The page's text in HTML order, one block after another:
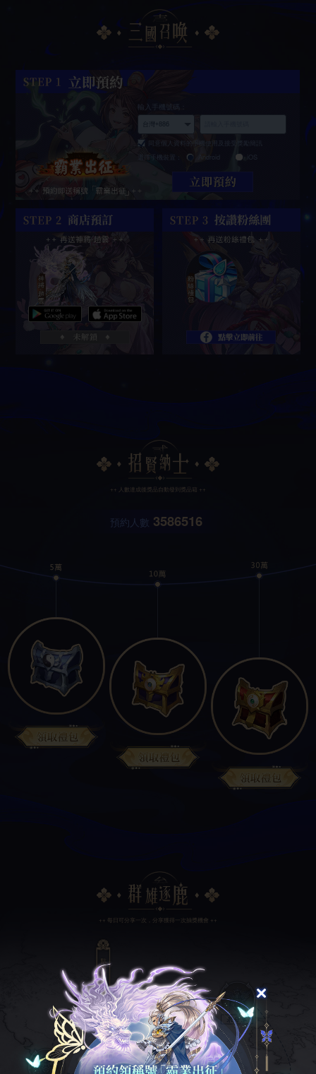
選擇手機裝置： Android
輸入手機號碼：
同意個人資料的手機使用及接受獎勵簡訊
++ 人數達成後獎品自動發到獎品箱 ++
預約人數 3586516
++ 每日可分享一次，分享獲得一次抽獎機會 ++
當前已分享：0/7天